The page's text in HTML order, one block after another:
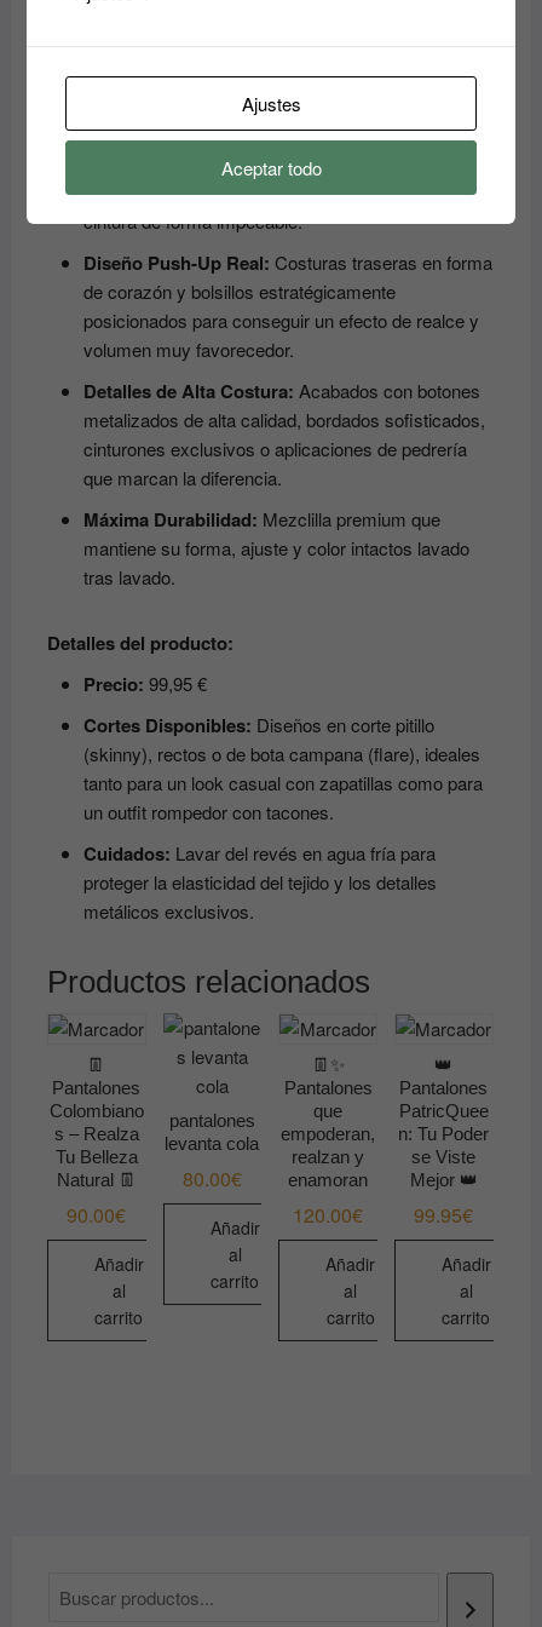
hora del día.
Lo que los hace únicos:
Tecnología Moldeadora:Diseños con pretinas
altas o zonas reforzadas que actúan como un sutil
efecto faja, aplanando el abdomen y definiendo la
cintura de forma impecable.
Diseño Push-Up Real: Costuras traseras en forma
de corazón y bolsillos estratégicamente
posicionados para conseguir un efecto de realce y
volumen muy favorecedor.
Detalles de Alta Costura: Acabados con botones
metalizados de alta calidad, bordados sofisticados,
cinturones exclusivos o aplicaciones de pedrería
que marcan la diferencia.
Máxima Durabilidad: Mezclilla premium que
mantiene su forma, ajuste y color intactos lavado
tras lavado.
Detalles del producto:
Precio: 99,95 €
Cortes Disponibles: Diseños en corte pitillo
(skinny), rectos o de bota campana (flare), ideales
tanto para un look casual con zapatillas como para
un outfit rompedor con tacones.
Cuidados: Lavar del revés en agua fría para
proteger la elasticidad del tejido y los detalles
metálicos exclusivos.
Productos relacionados
👖
Pantalones
Colombiano
s – Realza
Tu Belleza
Natural 👖
90.00€
Añadir
al
carrito
pantalones
levanta cola
80.00€
Añadir
al
carrito
👖✨
Pantalones
que
empoderan,
realzan y
enamoran
120.00€
Añadir
al
carrito
👑
Pantalones
PatricQuee
n: Tu Poder
se Viste
Mejor 👑
99.95€
Añadir
al
carrito
Ajustes
Aceptar todo